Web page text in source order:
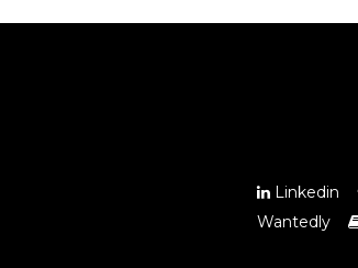
Linkedin
Wantedly